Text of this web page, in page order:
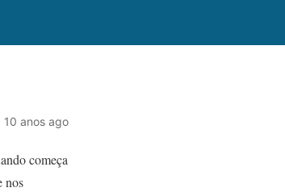
10 anos ago
começa
nos